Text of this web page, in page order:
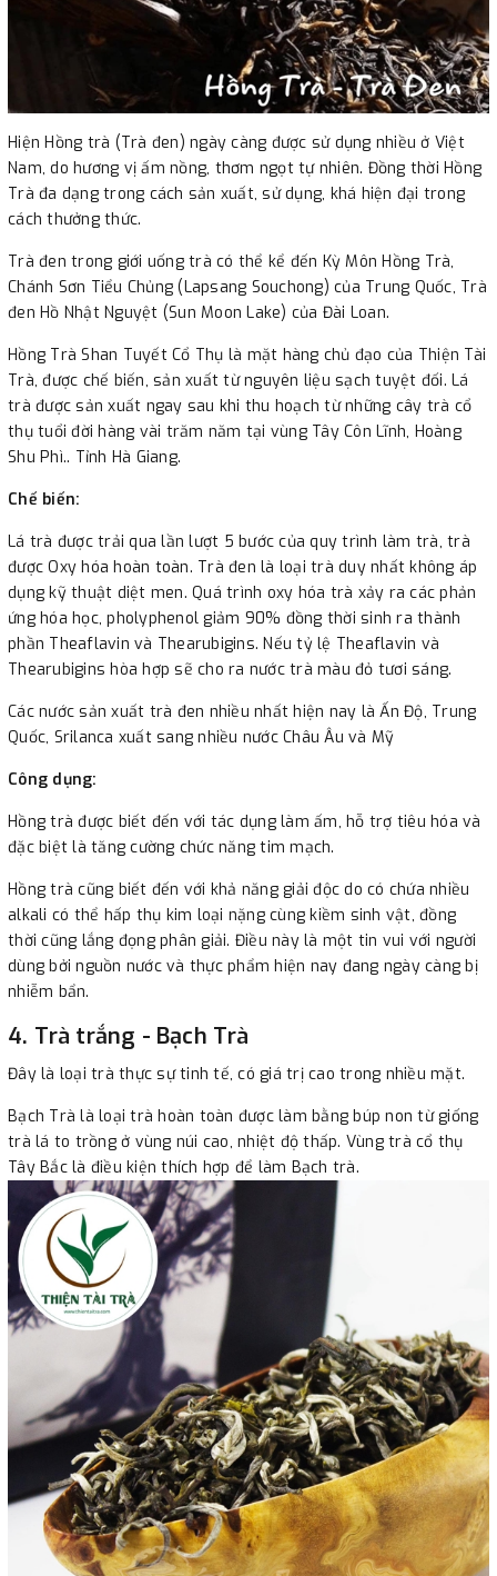
Hiện Hồng trà (Trà đen) ngày càng được sử dụng nhiều ở Việt
Nam, do hương vị ấm nồng, thơm ngọt tự nhiên. Đồng thời Hồng
Trà đa dạng trong cách sản xuất, sử dụng, khá hiện đại trong
cách thưởng thức.
Trà đen trong giới uống trà có thể kể đến Kỳ Môn Hồng Trà,
Chánh Sơn Tiểu Chủng (Lapsang Souchong) của Trung Quốc, Trà
đen Hồ Nhật Nguyệt (Sun Moon Lake) của Đài Loan.
Hồng Trà Shan Tuyết Cổ Thụ là mặt hàng chủ đạo của Thiện Tài
Trà, được chế biến, sản xuất từ nguyên liệu sạch tuyệt đối. Lá
trà được sản xuất ngay sau khi thu hoạch từ những cây trà cổ
thụ tuổi đời hàng vài trăm năm tại vùng Tây Côn Lĩnh, Hoàng
Shu Phì.. Tỉnh Hà Giang.
Chế biến:
Lá trà được trải qua lần lượt 5 bước của quy trình làm trà, trà
được Oxy hóa hoàn toàn. Trà đen là loại trà duy nhất không áp
dụng kỹ thuật diệt men. Quá trình oxy hóa trà xảy ra các phản
ứng hóa học, pholyphenol giảm 90% đồng thời sinh ra thành
phần Theaflavin và Thearubigins. Nếu tỷ lệ Theaflavin và
Thearubigins hòa hợp sẽ cho ra nước trà màu đỏ tươi sáng.
Các nước sản xuất trà đen nhiều nhất hiện nay là Ấn Độ, Trung
Quốc, Srilanca xuất sang nhiều nước Châu Âu và Mỹ
Công dụng:
Hồng trà được biết đến với tác dụng làm ấm, hỗ trợ tiêu hóa và
đặc biệt là tăng cường chức năng tim mạch.
Hồng trà cũng biết đến với khả năng giải độc do có chứa nhiều
alkali có thể hấp thụ kim loại nặng cùng kiềm sinh vật, đồng
thời cũng lắng đọng phân giải. Điều này là một tin vui với người
dùng bởi nguồn nước và thực phẩm hiện nay đang ngày càng bị
nhiễm bẩn.
4. Trà trắng - Bạch Trà
Đây là loại trà thực sự tinh tế, có giá trị cao trong nhiều mặt.
​Bạch Trà là loại trà hoàn toàn được làm bằng búp non từ giống
trà lá to trồng ở vùng núi cao, nhiệt độ thấp. Vùng trà cổ thụ
Tây Bắc là điều kiện thích hợp để làm Bạch trà.